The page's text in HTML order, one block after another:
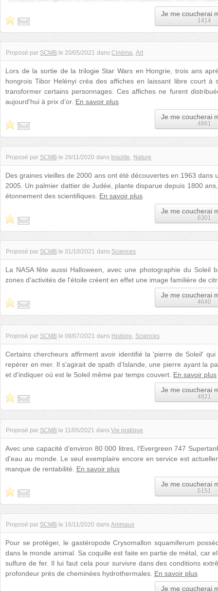
Je me coucherai
1414
Proposé par SCMB le 20/05/2021 dans Cinéma Art
Lors de la sortie de la trilogie Star Wars en Hongrie, trois ans
hongrois Tibor Helényi créa des affiches en laissant libre court à
transformer certains personnages. Ces affiches ne furent
aujourd'hui à prix d’or. En savoir plus
Je me coucherai
4861
Proposé par SCMB le 28/11/2020 dans Insolite Nature
Des graines vieilles de 2000 ans ont été découvertes en 1963 dans
2005. Un palmier dattier de Judée, plante disparue depuis 1800
étonnement des scientifiques. En savoir plus
Je me coucherai
6301
Proposé par SCMB le 31/10/2021 dans Sciences
La NASA fête aussi Halloween, avec une photographie du Soleil
zones d'activités de l'étoile créent en effet une image familière de
Je me coucherai
4640
Proposé par SCMB le 08/07/2021 dans Histoire Sciences
Certains chercheurs affirment avoir identifié la 'pierre de Soleil'
repérer en mer. Il s'agirait de spath d’Islande, une pierre ayant la
et d'indiquer où est le Soleil même par temps couvert. En savoir plus
Je me coucherai
4821
Proposé par SCMB le 11/05/2021 dans Vie pratique
Avec une capacité d’environ 80 000 litres, l'Evergreen 747
d'eau au monde. Le seul exemplaire encore en service est
manque de rentabilité. En savoir plus
Je me coucherai
5151
Proposé par SCMB le 16/11/2020 dans Animaux
Pour se protéger, le gastéropode Crysomallon squamiferum
dans le monde animal. Sa coquille est faite en partie de métal, car
sulfure de fer. Il lui faut cela pour survivre dans des conditions
profondeur près de cheminées hydrothermales. En savoir plus
Je me coucherai